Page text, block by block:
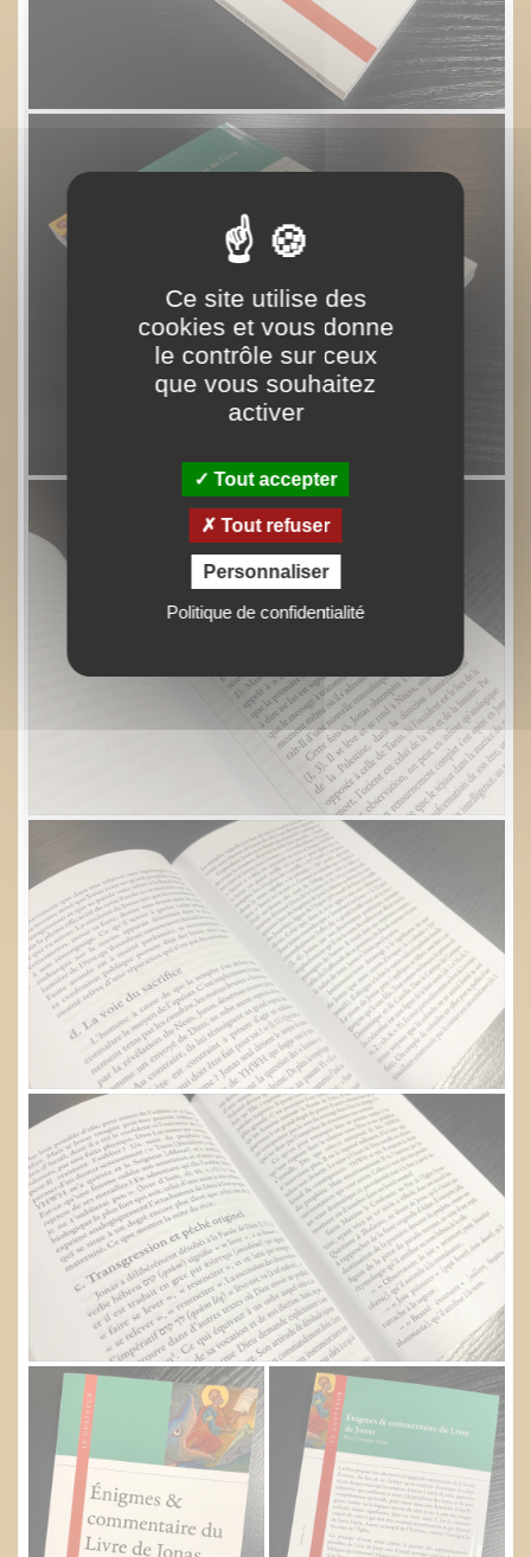
Ce site utilise des
cookies et vous donne
le contrôle sur ceux
que vous souhaitez
activer
Tout accepter
Tout refuser
Personnaliser
Politique de confidentialité